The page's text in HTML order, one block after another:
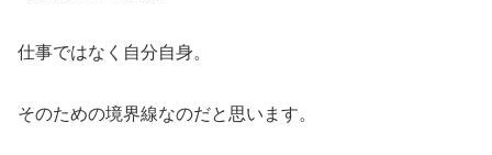
仕事ではなく自分自身。
そのための境界線なのだと思います。